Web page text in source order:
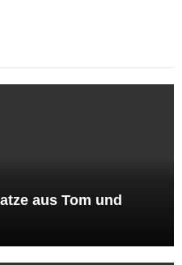
aus Tom und